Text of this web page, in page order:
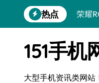
到
热点
荣耀
小米
荣耀
151手机
大型手机资讯类网站